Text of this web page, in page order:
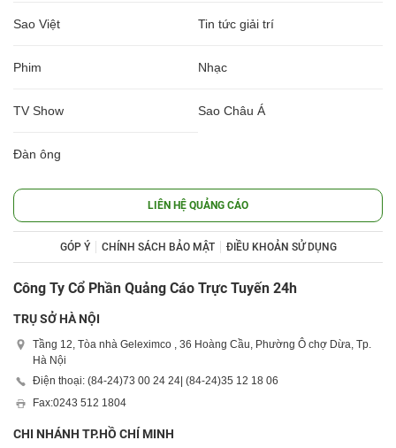
Sao Việt Tin tức giải trí
Phim Nhạc
TV Show Sao Châu Á
Đàn ông
LIÊN HỆ QUẢNG CÁO
GÓP Ý CHÍNH SÁCH BẢO MẬT ĐIỀU KHOẢN SỬ DỤNG
Công Ty Cổ Phần Quảng Cáo Trực Tuyến 24h
TRỤ SỞ HÀ NỘI
Tầng 12, Tòa nhà Geleximco , 36 Hoàng Cầu, Phường Ô chợ Dừa, Tp.
Hà Nội
Điện thoại: (84-24)73 00 24 24 | (84-24)35 12 18 06
Fax:0243 512 1804
CHI NHÁNH TP.HỒ CHÍ MINH